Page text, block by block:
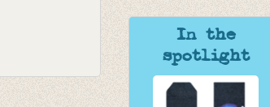
In the
spotlight